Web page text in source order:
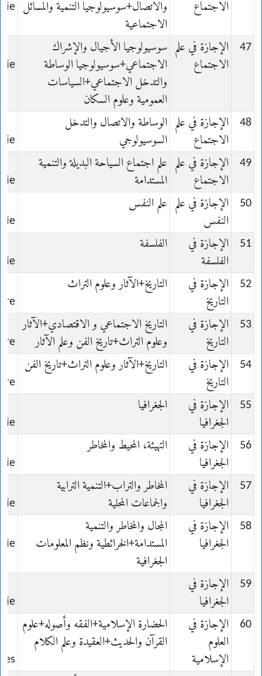
الاجتماع
والاتصال+سوسيولوجيا التنمية والمسائل
الاجتماعية
47
الإجازة في علم
الاجتماع
سوسيولوجيا الأجيال والإشراك
الاجتماعي+سوسيولوجيا الوساطة
والتدخل الاجتماعي+السياسات
العمومية وعلوم السكان
48
الإجازة في علم
الاجتماع
الوساطة والاتصال والتدخل
السوسيولوجي
49
الإجازة في علم
الاجتماع
علم اجتماع السياحة البديلة والتنمية
المستدامة
50
الإجازة في علم
النفس
علم النفس
51
الإجازة في
الفلسفة
الفلسفة
52
الإجازة في
التاريخ
التاريخ+الآثار وعلوم التراث
53
الإجازة في
التاريخ
التاريخ الاجتماعي و الاقتصادي+الآثار
وعلوم التراث+تاريخ الفن وعلم الآثار
54
الإجازة في
التاريخ
التاريخ+الآثار وعلوم التراث+تاريخ الفن
55
الإجازة في
الجغرافيا
الجغرافيا
56
الإجازة في
الجغرافيا
التهيئة، المحيط والمخاطر
57
الإجازة في
الجغرافيا
المخاطر والتراب+التنمية الترابية
والجماعات المحلية
58
الإجازة في
الجغرافيا
المجال والمخاطر والتنمية
المستدامة+الخرائطية ونظم المعلومات
الجغرافية
59
الإجازة في
الجغرافيا
60
الإجازة في
العلوم
الإسلامية
الحضارة الإسلامية+الفقه وأصوله+علوم
القرآن والحديث+العقيدة وعلم الكلام